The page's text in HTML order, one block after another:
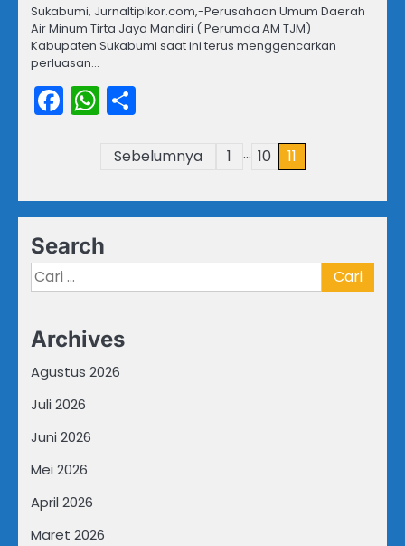
Sukabumi, Jurnaltipikor.com,-Perusahaan Umum Daerah
Air Minum Tirta Jaya Mandiri ( Perumda AM TJM)
Kabupaten Sukabumi saat ini terus menggencarkan
perluasan…
Facebook
WhatsApp
PaginasiSebelumnya 1 … 10 11
Search
Cari
untuk:
Archives
Agustus 2026
Juli 2026
Juni 2026
Mei 2026
April 2026
Maret 2026